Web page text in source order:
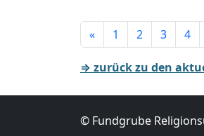
« 1 2 3 4
⇒ zurück zu den
© Fundgrube